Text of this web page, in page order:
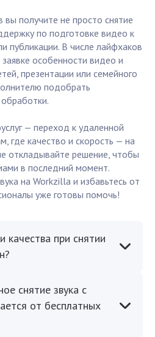
получите не просто снятие
по подготовке видео к
публикации. В числе лайфхаков
особенности видео и
презентации или семейного
подобрать
— переход к удаленной
где качество и скорость — на
откладывайте решение, чтобы
в последний момент.
на Workzilla и избавьтесь от
уже готовы помочь!
качества при снятии
снятие звука с
от бесплатных